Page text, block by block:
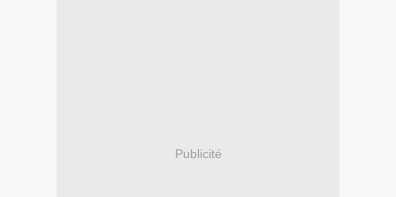
Publicité